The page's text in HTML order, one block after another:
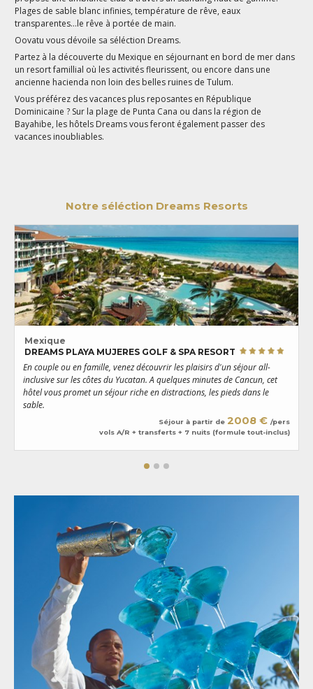
Plages de sable blanc infinies, température de rêve, eaux
transparentes...le rêve à portée de main.
Oovatu vous dévoile sa séléction Dreams.
Partez à la découverte du Mexique en séjournant en bord de mer dans
un resort famillial où les activités fleurissent, ou encore dans une
ancienne hacienda non loin des belles ruines de Tulum.
Vous préférez des vacances plus reposantes en République
Dominicaine ? Sur la plage de Punta Cana ou dans la région de
Bayahibe, les hôtels Dreams vous feront également passer des
vacances inoubliables.
Notre séléction Dreams Resorts
Mexique
DREAMS PLAYA MUJERES GOLF & SPA RESORT
En couple ou en famille, venez découvrir les plaisirs d'un séjour all-
inclusive sur les côtes du Yucatan. A quelques minutes de Cancun, cet
hôtel vous promet un séjour riche en distractions, les pieds dans le
sable.
Séjour à partir de 2008 € /pers
vols A/R + transferts + 7 nuits (formule tout-inclus)